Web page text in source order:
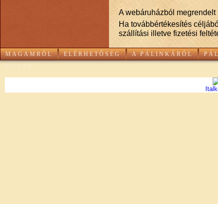
A webáruházból
Ha továbbértékesítés
szállítási illetve fizetési
MAGAMRÓL ELÉRHETŐSÉG A PÁLINKÁRÓL
KOSÁR